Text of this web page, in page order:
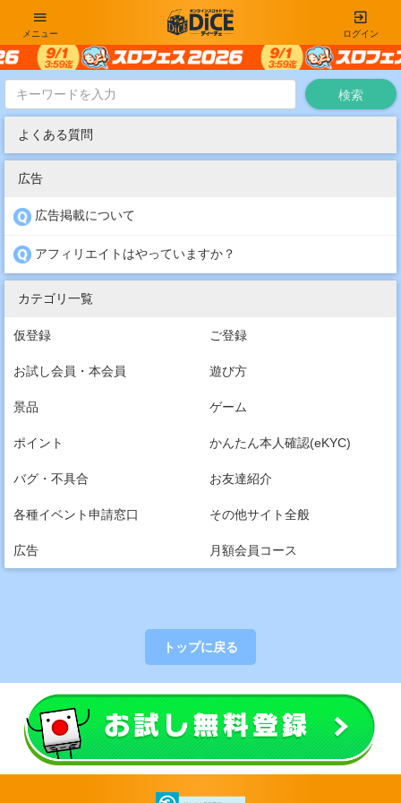
ログイン
メニュー
よくある質問
広告
広告掲載について
アフィリエイトはやっていますか？
カテゴリ一覧
仮登録 ご登録
お試し会員・本会員 遊び方
景品 ゲーム
ポイント かんたん本人確認(eKYC)
バグ・不具合 お友達紹介
各種イベント申請窓口 その他サイト全般
広告 月額会員コース
トップに戻る